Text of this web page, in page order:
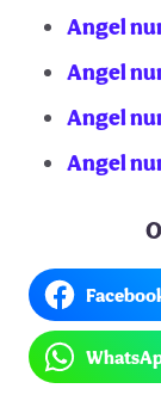
Angel
Angel
Angel
Angel